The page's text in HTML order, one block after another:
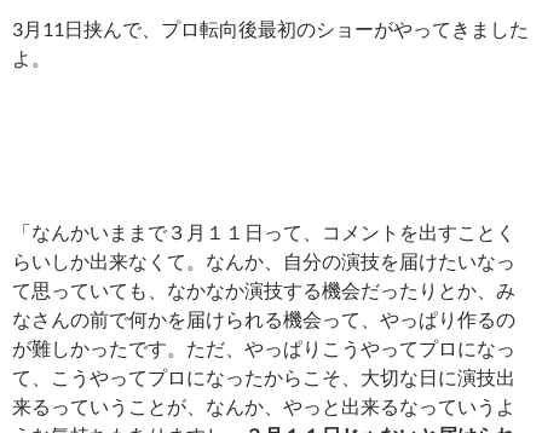
3月11日挟んで、プロ転向後最初のショーがやってきました
よ。
「なんかいままで３月１１日って、コメントを出すことく
らいしか出来なくて。なんか、自分の演技を届けたいなっ
て思っていても、なかなか演技する機会だったりとか、み
なさんの前で何かを届けられる機会って、やっぱり作るの
が難しかったです。ただ、やっぱりこうやってプロになっ
て、こうやってプロになったからこそ、大切な日に演技出
来るっていうことが、なんか、やっと出来るなっていうよ